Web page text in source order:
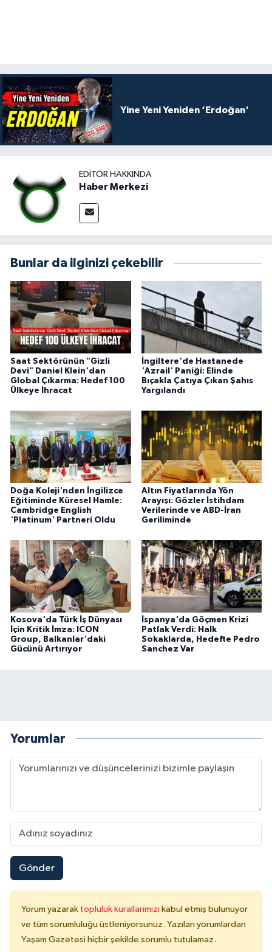
Yine Yeni Yeniden ‘Erdoğan'
EDITÖR HAKKINDA
Haber Merkezi
Bunlar da ilginizi çekebilir
Saat Sektörünün "Gizli
Devi" Daniel Klein'dan
Global Çıkarma: Hedef 100
Ülkeye İhracat
İngiltere'de Hastanede
'Azrail' Paniği: Elinde
Bıçakla Çatıya Çıkan Şahıs
Yargılandı
Doğa Koleji'nden İngilizce
Eğitiminde Küresel Hamle:
Cambridge English
'Platinum' Partneri Oldu
Altın Fiyatlarında Yön
Arayışı: Gözler İstihdam
Verilerinde ve ABD-İran
Geriliminde
Kosova'da Türk İş Dünyası
İçin Kritik İmza: ICON
Group, Balkanlar'daki
Gücünü Artırıyor
İspanya'da Göçmen Krizi
Patlak Verdi: Halk
Sokaklarda, Hedefte Pedro
Sanchez Var
Yorumlar
Gönder
Yorum yazarak topluluk kurallarımızı kabul etmiş bulunuyor
ve tüm sorumluluğu üstleniyorsunuz. Yazılan yorumlardan
Yaşam Gazetesi hiçbir şekilde sorumlu tutulamaz.